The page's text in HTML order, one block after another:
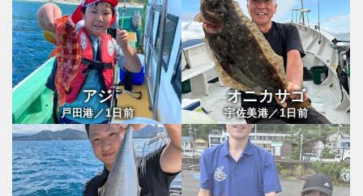
アジ
戸田港／1日前
オニカサゴ
宇佐美港／1日前